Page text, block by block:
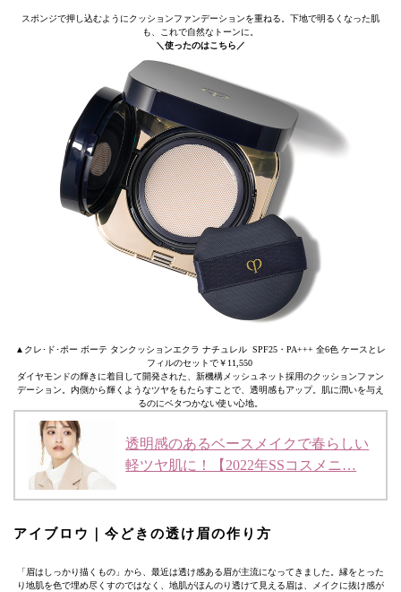
スポンジで押し込むようにクッションファンデーションを重ねる。下地で明るくなった肌
も、これで自然なトーンに。
＼使ったのはこちら／
▲クレ･ド･ポー ボーテ タンクッションエクラ ナチュレル SPF25・PA+++ 全6色 ケースとレ
フィルのセットで￥11,550
ダイヤモンドの輝きに着目して開発された、新機構メッシュネット採用のクッションファン
デーション。内側から輝くようなツヤをもたらすことで、透明感もアップ。肌に潤いを与え
るのにベタつかない使い心地。
透明感のあるベースメイクで春らしい
軽ツヤ肌に！【2022年SSコスメニ…
アイブロウ｜今どきの透け眉の作り方
「眉はしっかり描くもの」から、最近は透け感ある眉が主流になってきました。縁をとった
り地肌を色で埋め尽くすのではなく、地肌がほんのり透けて見える眉は、メイクに抜け感が